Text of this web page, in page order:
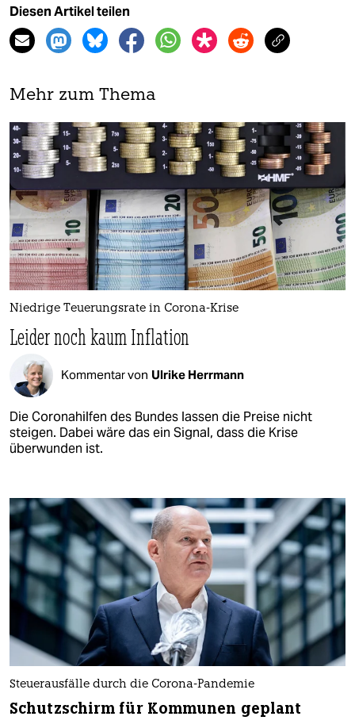
Diesen Artikel teilen
Mehr zum Thema
Niedrige Teuerungsrate in Corona-Krise
Leider noch kaum Inflation
Kommentar von Ulrike Herrmann
Die Coronahilfen des Bundes lassen die Preise nicht
steigen. Dabei wäre das ein Signal, dass die Krise
überwunden ist.
Steuerausfälle durch die Corona-Pandemie
Schutzschirm für Kommunen geplant